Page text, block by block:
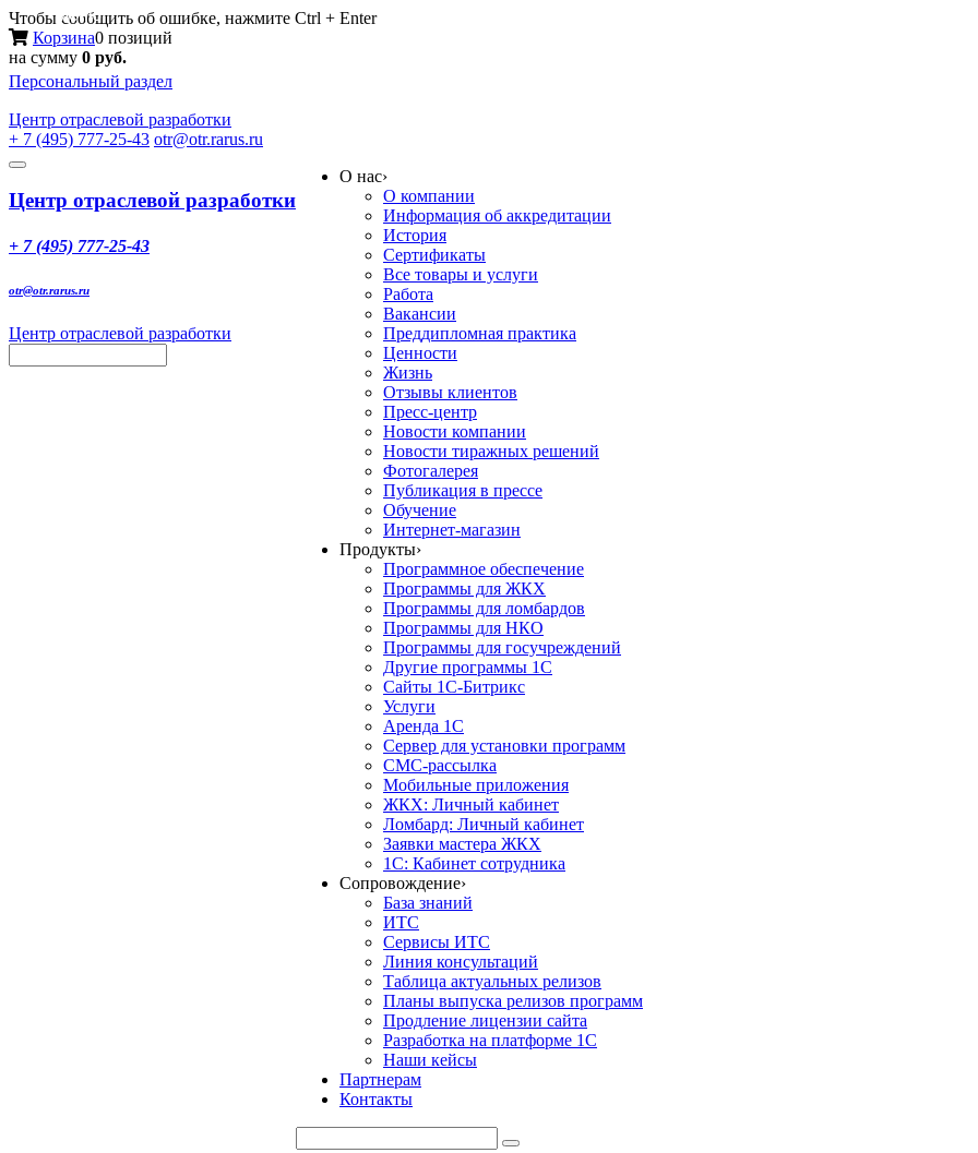
Чтобы сообщить об ошибке, нажмите Ctrl + Enter
Корзина0 позиций
на сумму 0 руб.
Персональный раздел
Центр отраслевой разработки
+ 7 (495) 777-25-43 otr@otr.rarus.ru
Toggle
Меню
Центр отраслевой разработки
+ 7 (495) 777-25-43
otr@otr.rarus.ru
Центр отраслевой разработки
О нас›
О компании
Информация об аккредитации
История
Сертификаты
Все товары и услуги
Работа
Вакансии
Преддипломная практика
Ценности
Жизнь
Отзывы клиентов
Пресс-центр
Новости компании
Новости тиражных решений
Фотогалерея
Публикация в прессе
Обучение
Интернет-магазин
Продукты›
Программное обеспечение
Программы для ЖКХ
Программы для ломбардов
Программы для НКО
Программы для госучреждений
Другие программы 1С
Сайты 1С-Битрикс
Услуги
Аренда 1С
Сервер для установки программ
СМС-рассылка
Мобильные приложения
ЖКХ: Личный кабинет
Ломбард: Личный кабинет
Заявки мастера ЖКХ
1С: Кабинет сотрудника
Сопровождение›
База знаний
ИТС
Сервисы ИТС
Линия консультаций
Таблица актуальных релизов
Планы выпуска релизов программ
Продление лицензии сайта
Разработка на платформе 1С
Наши кейсы
Партнерам
Контакты